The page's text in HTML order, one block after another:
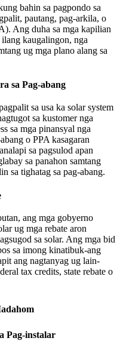
bahin sa pagpondo sa
pautang, pag-arkila, o
Ang duha sa mga kapilian
ilang kaugalingon, nga
ug mga plano alang sa
sa Pag-abang
sa usa ka solar system
sa kustomer nga
sa mga pinansyal nga
o PPA kasagaran
sa pagsulod apan
sa panahon samtang
sa tighatag sa pag-abang.
ang mga gobyerno
ug mga rebate aron
sa solar. Ang mga bid
sa imong kinatibuk-ang
ang nagtanyag ug lain-
tax credits, state rebate o
Pag-instalar